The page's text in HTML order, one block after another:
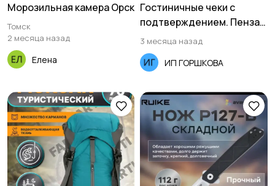
Красота и уход Хэндмейд
Видеокурсы Сельское хозяйство
Морозильная камера Орск
Томск
2 месяца назад
Елена
Гостиничные чеки с
подтверждением. Пенза
— быстро, официально, с
гарантией
3 месяца назад
ИП ГОРШКОВА